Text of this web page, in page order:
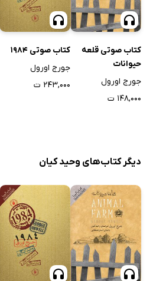
کتاب صوتی قلعه
حیوانات
جورج اورول
۱۴۸,۰۰۰ ت
کتاب صوتی 1984
جورج اورول
۲۴۳,۰۰۰ ت
دیگر کتاب‌های وحید کیان